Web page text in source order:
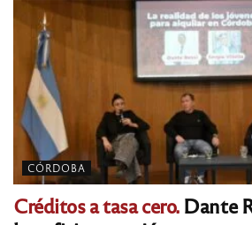
CÓRDOBA
Créditos a tasa cero.Dante